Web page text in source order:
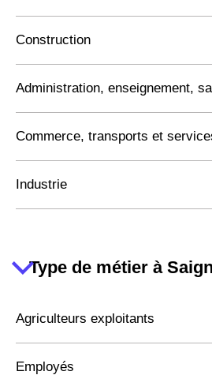
Construction
Administration, enseignement,
Commerce, transports et
Industrie
Type de métier à
Agriculteurs exploitants
Employés